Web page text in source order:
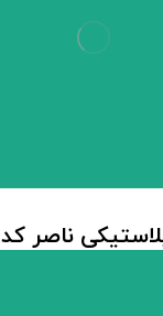
ناصر کد 823